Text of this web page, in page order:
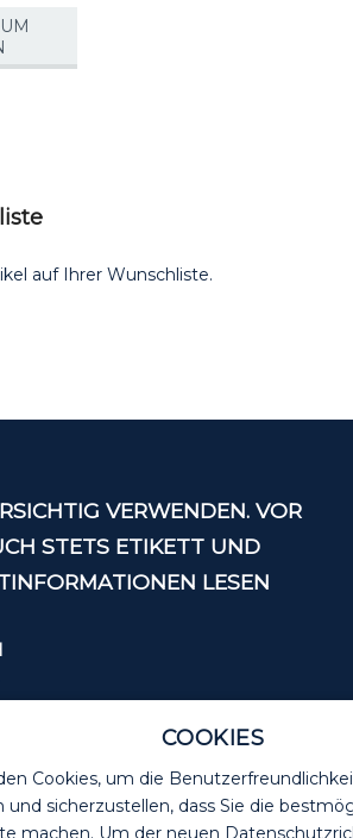
COOKIES
Cookies, um die
und sicherzustellen, dass Sie die
machen. Um der neuen
auf Ihrer Wunschliste.
VERWENDEN. VOR
STETS ETIKETT UND
LESEN
8090